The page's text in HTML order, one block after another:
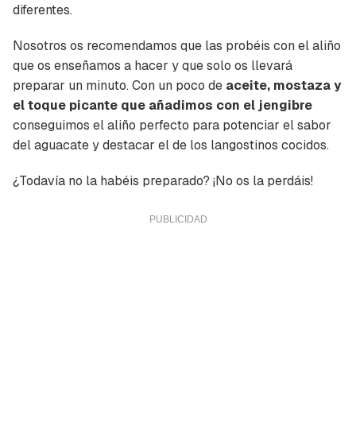
diferentes.
Nosotros os recomendamos que las probéis con el aliño
que os enseñamos a hacer y que solo os llevará
preparar un minuto. Con un poco de aceite, mostaza y
el toque picante que añadimos con el jengibre
conseguimos el aliño perfecto para potenciar el sabor
del aguacate y destacar el de los langostinos cocidos.
¿Todavía no la habéis preparado? ¡No os la perdáis!